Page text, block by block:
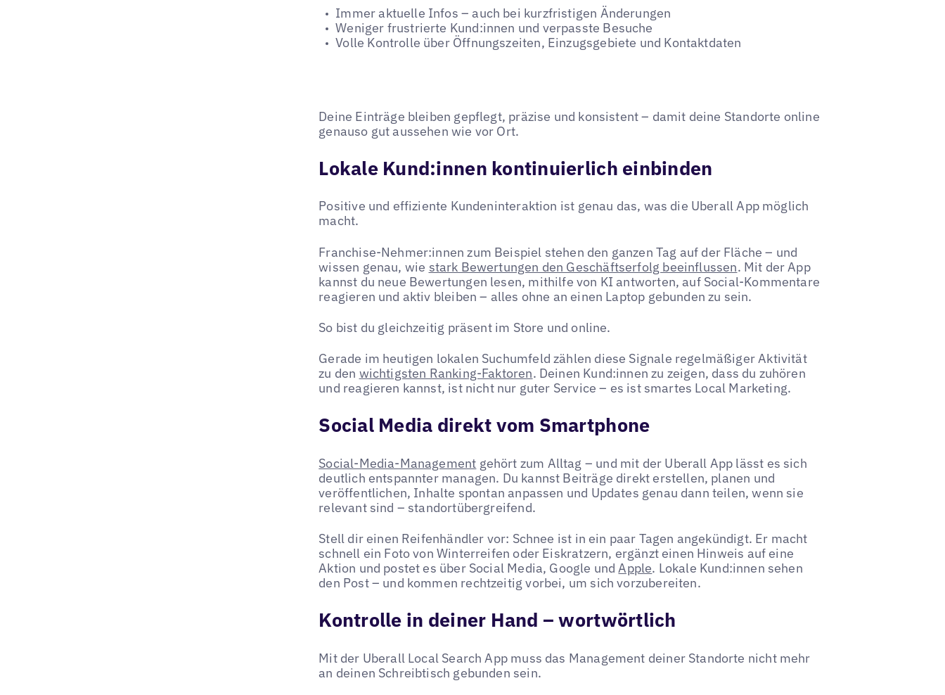
Immer aktuelle Infos – auch bei kurzfristigen Änderungen
Weniger frustrierte Kund:innen und verpasste Besuche
Volle Kontrolle über Öffnungszeiten, Einzugsgebiete und Kontaktdaten
Deine Einträge bleiben gepflegt, präzise und konsistent – damit deine Standorte online
genauso gut aussehen wie vor Ort.
Lokale Kund:innen kontinuierlich einbinden
Positive und effiziente Kundeninteraktion ist genau das, was die Uberall App möglich
macht.
Franchise-Nehmer:innen zum Beispiel stehen den ganzen Tag auf der Fläche – und
wissen genau, wie stark Bewertungen den Geschäftserfolg beeinflussen. Mit der App
kannst du neue Bewertungen lesen, mithilfe von KI antworten, auf Social-Kommentare
reagieren und aktiv bleiben – alles ohne an einen Laptop gebunden zu sein.
So bist du gleichzeitig präsent im Store und online.
Gerade im heutigen lokalen Suchumfeld zählen diese Signale regelmäßiger Aktivität
zu den wichtigsten Ranking-Faktoren. Deinen Kund:innen zu zeigen, dass du zuhören
und reagieren kannst, ist nicht nur guter Service – es ist smartes Local Marketing.
Social Media direkt vom Smartphone
Social-Media-Management gehört zum Alltag – und mit der Uberall App lässt es sich
deutlich entspannter managen. Du kannst Beiträge direkt erstellen, planen und
veröffentlichen, Inhalte spontan anpassen und Updates genau dann teilen, wenn sie
relevant sind – standortübergreifend.
Stell dir einen Reifenhändler vor: Schnee ist in ein paar Tagen angekündigt. Er macht
schnell ein Foto von Winterreifen oder Eiskratzern, ergänzt einen Hinweis auf eine
Aktion und postet es über Social Media, Google undApple. Lokale Kund:innen sehen
den Post – und kommen rechtzeitig vorbei, um sich vorzubereiten.
Kontrolle in deiner Hand – wortwörtlich
Mit der Uberall Local Search App muss das Management deiner Standorte nicht mehr
an deinen Schreibtisch gebunden sein.